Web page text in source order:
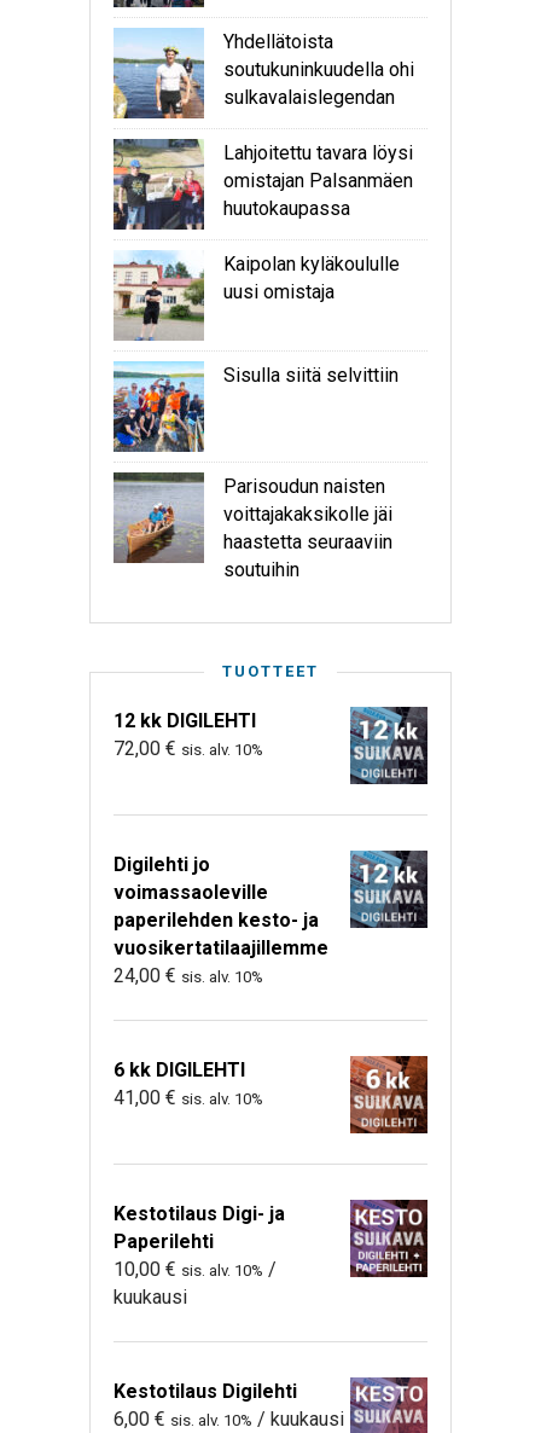
Yhdellätoista
soutukuninkuudella ohi
sulkavalaislegendan
Lahjoitettu tavara löysi
omistajan Palsanmäen
huutokaupassa
Kaipolan kyläkoululle
uusi omistaja
Sisulla siitä selvittiin
Parisoudun naisten
voittajakaksikolle jäi
haastetta seuraaviin
soutuihin
TUOTTEET
12 kk DIGILEHTI
72,00 € sis. alv. 10%
Digilehti jo
voimassaoleville
paperilehden kesto- ja
vuosikertatilaajillemme
24,00 € sis. alv. 10%
6 kk DIGILEHTI
41,00 € sis. alv. 10%
Kestotilaus Digi- ja
Paperilehti
10,00 € sis. alv. 10% /
kuukausi
Kestotilaus Digilehti
6,00 € sis. alv. 10% / kuukausi